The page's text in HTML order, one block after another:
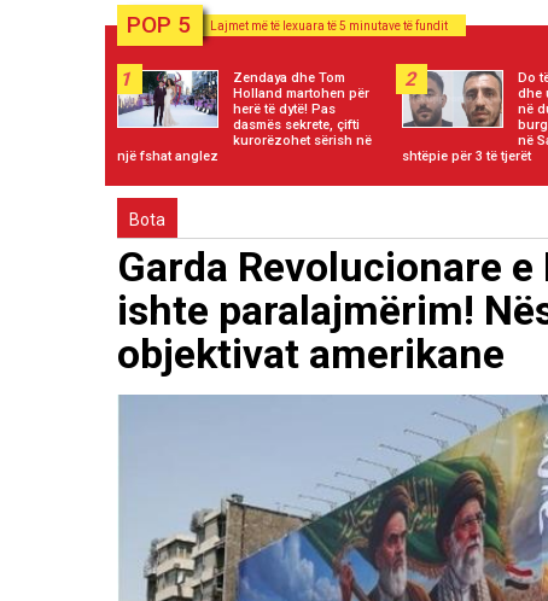
POP 5 Lajmet më të lexuara të 5 minutave të fundit
1
Zendaya dhe Tom
Holland martohen për
herë të dytë! Pas
dasmës sekrete, çifti
kurorëzohet sërish në
një fshat anglez
2
Do
dhe
në
në
shtëpie për 3 të tjerët
Bota
Garda Revolucionare
ishte paralajmërim!
objektivat amerikane